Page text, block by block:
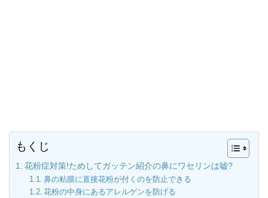
もくじ
花粉症対策!ためしてガッテン紹介の鼻にワセリンは嘘?
鼻の粘膜に直接花粉が付くのを防止できる
花粉の中身にあるアレルゲンを防げる